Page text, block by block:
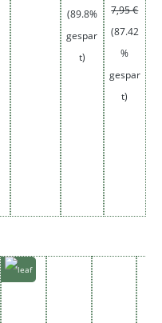
(89.8%
gespar
t)
7,95 €
(87.42
%
gespar
t)